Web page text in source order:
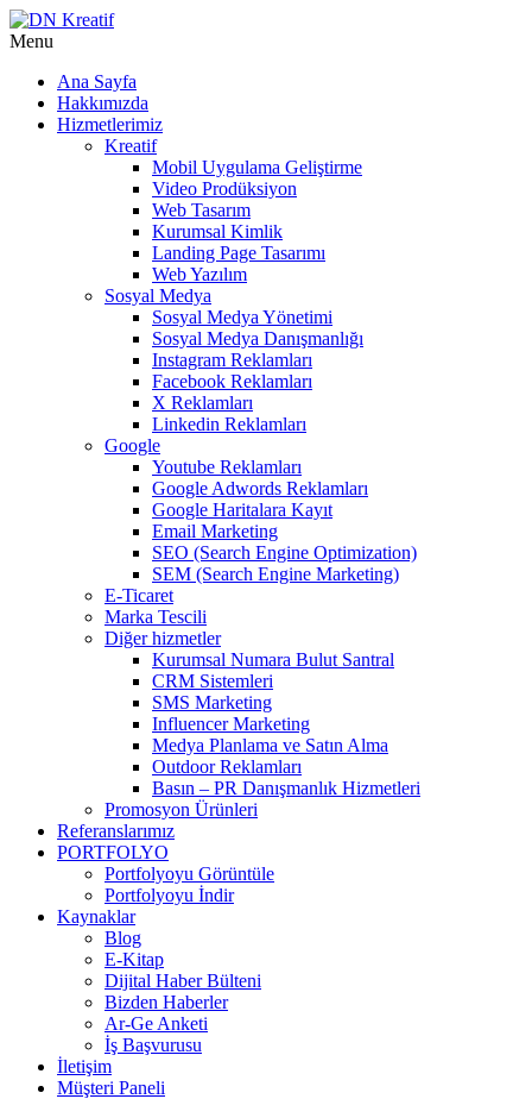
Menu
Ana Sayfa
Hakkımızda
Hizmetlerimiz
Kreatif
Mobil Uygulama Geliştirme
Video Prodüksiyon
Web Tasarım
Kurumsal Kimlik
Landing Page Tasarımı
Web Yazılım
Sosyal Medya
Sosyal Medya Yönetimi
Sosyal Medya Danışmanlığı
Instagram Reklamları
Facebook Reklamları
X Reklamları
Linkedin Reklamları
Google
Youtube Reklamları
Google Adwords Reklamları
Google Haritalara Kayıt
Email Marketing
SEO (Search Engine Optimization)
SEM (Search Engine Marketing)
E-Ticaret
Marka Tescili
Diğer hizmetler
Kurumsal Numara Bulut Santral
CRM Sistemleri
SMS Marketing
Influencer Marketing
Medya Planlama ve Satın Alma
Outdoor Reklamları
Basın – PR Danışmanlık Hizmetleri
Promosyon Ürünleri
Referanslarımız
PORTFOLYO
Portfolyoyu Görüntüle
Portfolyoyu İndir
Kaynaklar
Blog
E-Kitap
Dijital Haber Bülteni
Bizden Haberler
Ar-Ge Anketi
İş Başvurusu
İletişim
Müşteri Paneli